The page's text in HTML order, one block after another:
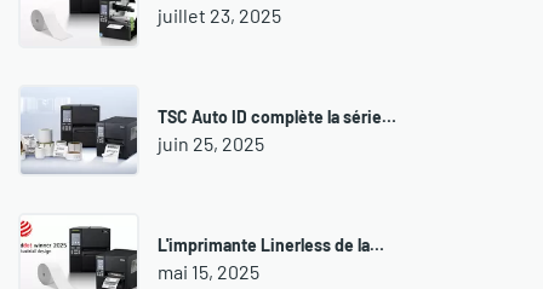
juillet 23, 2025
TSC Auto ID complète la série…
juin 25, 2025
L'imprimante Linerless de la…
mai 15, 2025